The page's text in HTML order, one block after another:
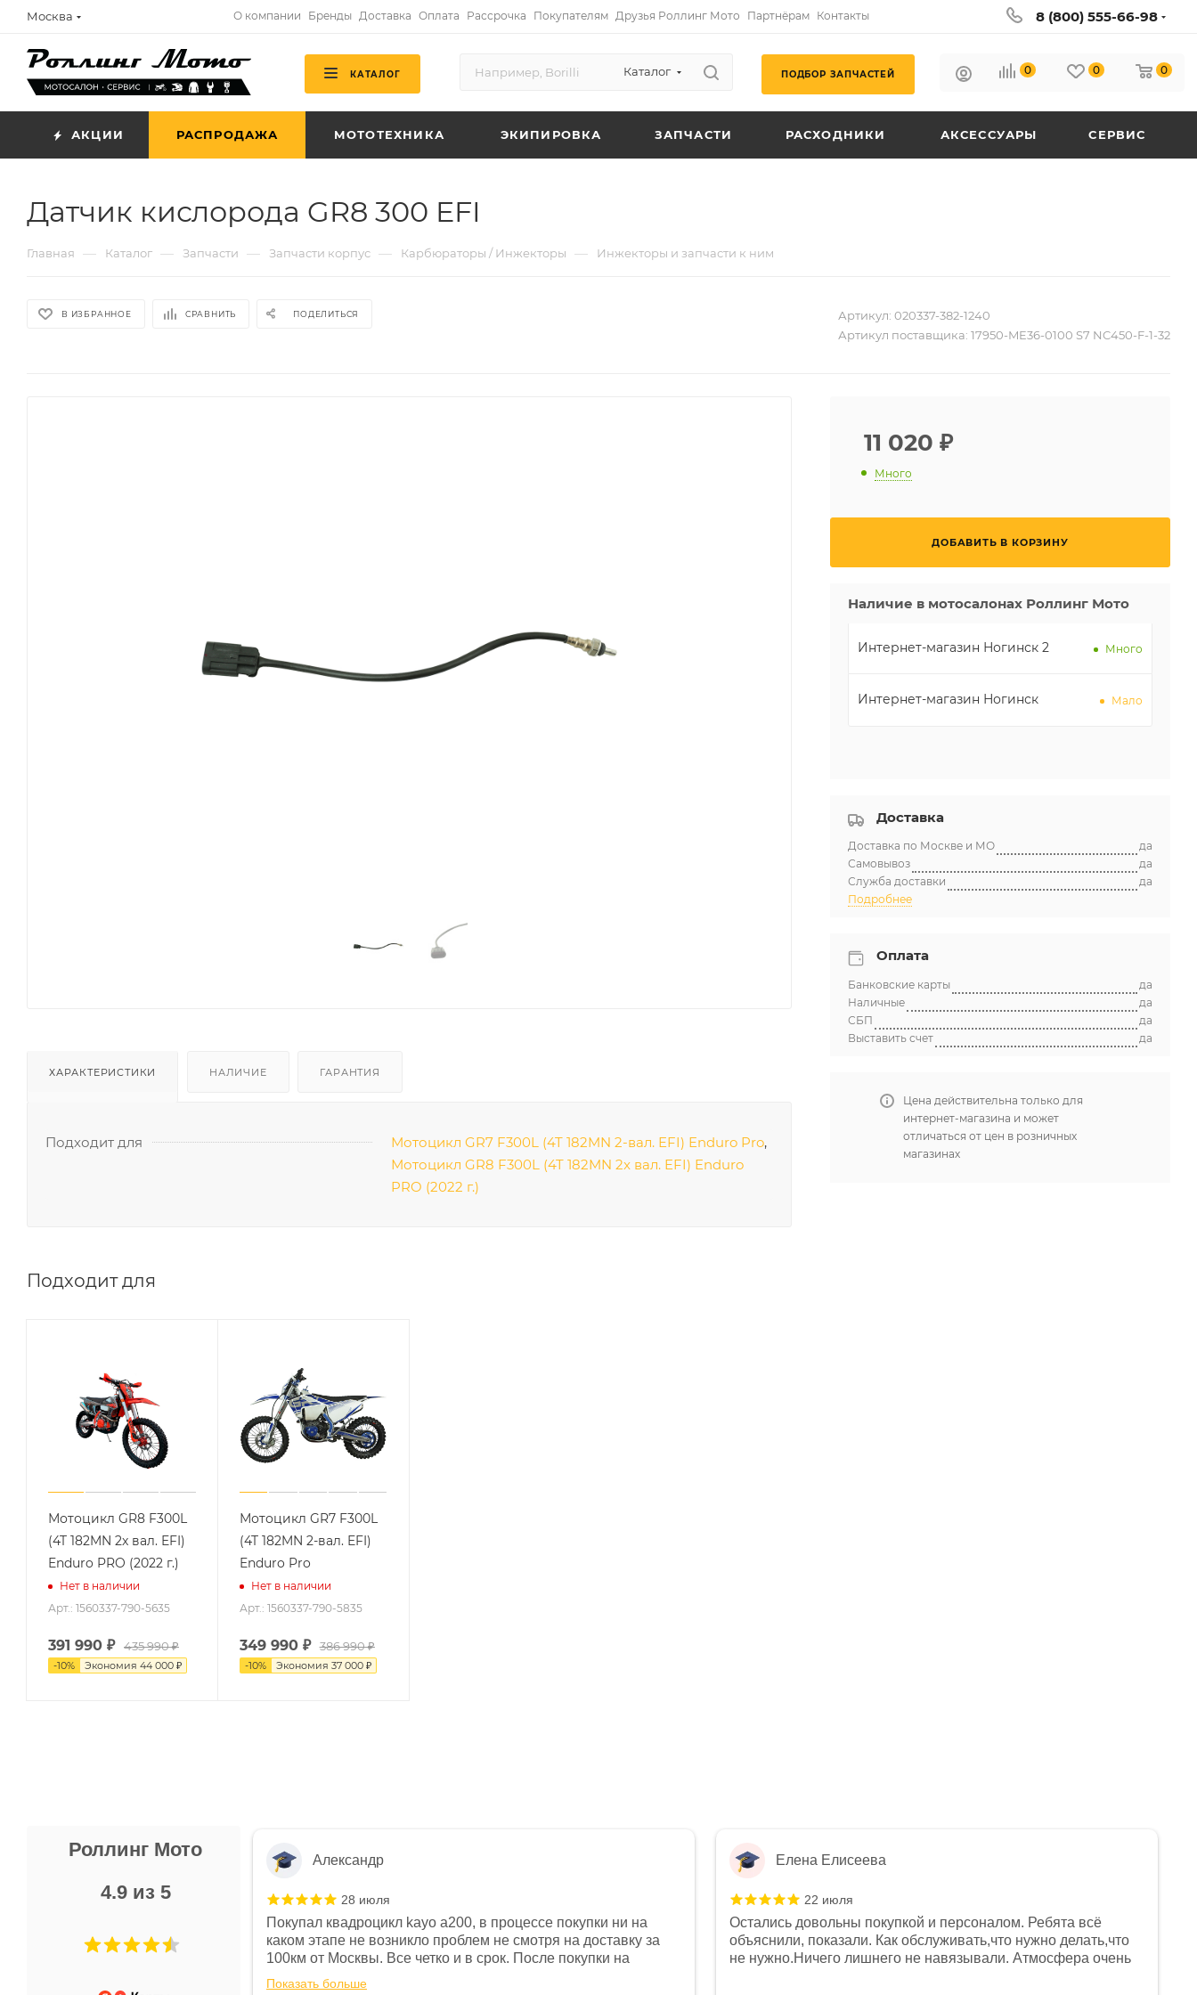
Москва О компании Бренды Доставка Оплата Рассрочка Покупателям Друзья Роллинг Мото Партнёрам Контакты 8 (800) 555-66-98
КАТАЛОГ Каталог ПОДБОР ЗАПЧАСТЕЙ 0 0 0
АКЦИИ РАСПРОДАЖА МОТОТЕХНИКА ЭКИПИРОВКА ЗАПЧАСТИ РАСХОДНИКИ АКСЕССУАРЫ СЕРВИС
Датчик кислорода GR8 300 EFI
Главная — Каталог — Запчасти — Запчасти корпус — Карбюраторы / Инжекторы — Инжекторы и запчасти к ним
В ИЗБРАННОЕ СРАВНИТЬ ПОДЕЛИТЬСЯ Артикул: 020337-382-1240
Артикул поставщика: 17950-ME36-0100 S7 NC450-F-1-32
ХАРАКТЕРИСТИКИ НАЛИЧИЕ ГАРАНТИЯ
Подходит для Мотоцикл GR7 F300L (4T 182MN 2-вал. EFI) Enduro Pro,
Мотоцикл GR8 F300L (4T 182MN 2x вал. EFI) Enduro
PRO (2022 г.)
Подходит для
Мотоцикл GR8 F300L
(4T 182MN 2x вал. EFI)
Enduro PRO (2022 г.)
Нет в наличии
Арт.: 1560337-790-5635
391 990 ₽ 435 990₽
-10% Экономия 44 000 ₽
Мотоцикл GR7 F300L
(4T 182MN 2-вал. EFI)
Enduro Pro
Нет в наличии
Арт.: 1560337-790-5835
349 990₽ 386 990₽
-10% Экономия 37 000₽
11 020 ₽
Много
ДОБАВИТЬ В КОРЗИНУ
Наличие в мотосалонах Роллинг Мото
Интернет-магазин Ногинск 2 Много
Интернет-магазин Ногинск Мало
Доставка
Доставка по Москве и МО
да
Самовывоз
да
Служба доставки
да
Подробнее
Оплата
Банковские карты
да
Наличные
да
СБП
да
Выставить счет
да
Цена действительна только для
интернет-магазина и может
отличаться от цен в розничных
магазинах
Роллинг Мото
4.9 из 5
Не понравились условия
и дают только на год)
Александр
28 июля
Покупал квадроцикл kayo a200, в процессе покупки ни на
каком этапе не возникло проблем не смотря на доставку за
100км от Москвы. Все четко и в срок. После покупки на
спидометре всегда был 0, при этом представители магазина
Показать больше
Елена Елисеева
22 июля
Остались довольны покупкой и персоналом. Ребята всё
объяснили, показали. Как обслуживать,что нужно делать,что
не нужно.Ничего лишнего не навязывали. Атмосфера очень